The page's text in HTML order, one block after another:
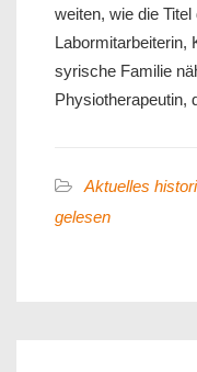
weiten, wie die
Labormitarbeiterin,
syrische Familie
Physiotherapeutin,
Aktuelles
gelesen